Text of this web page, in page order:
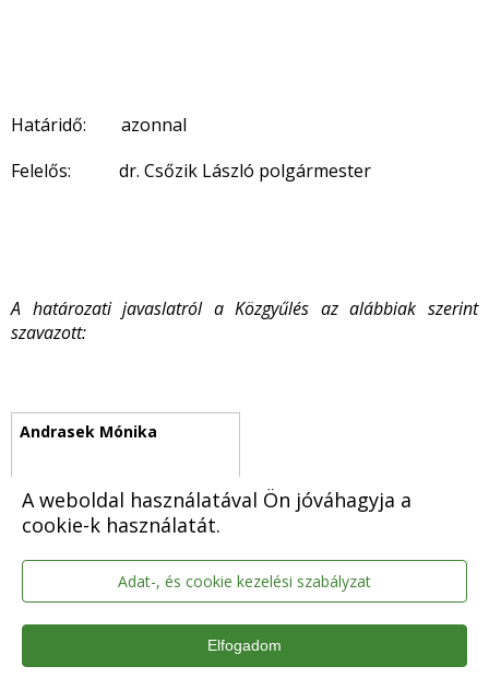
A weboldal használatával Ön jóváhagyja a
cookie-k használatát.
Adat-, és cookie kezelési szabályzat
Elfogadom
Határidő: azonnal
Felelős: dr. Csőzik László polgármester
A határozati javaslatról a Közgyűlés az alábbiak szerint
szavazott:
Antunovits Antal
Igen